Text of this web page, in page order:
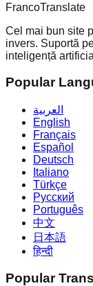
FrancoTranslate
Cel mai bun site
invers. Suportă
inteligență
Popular
العربية
English
Français
Español
Deutsch
Italiano
Türkçe
Русский
Português
中文
日本語
हिन्दी
Popular